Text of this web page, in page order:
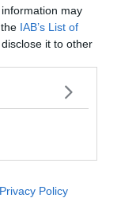
may
IAB’s List of
it to other
Privacy Policy